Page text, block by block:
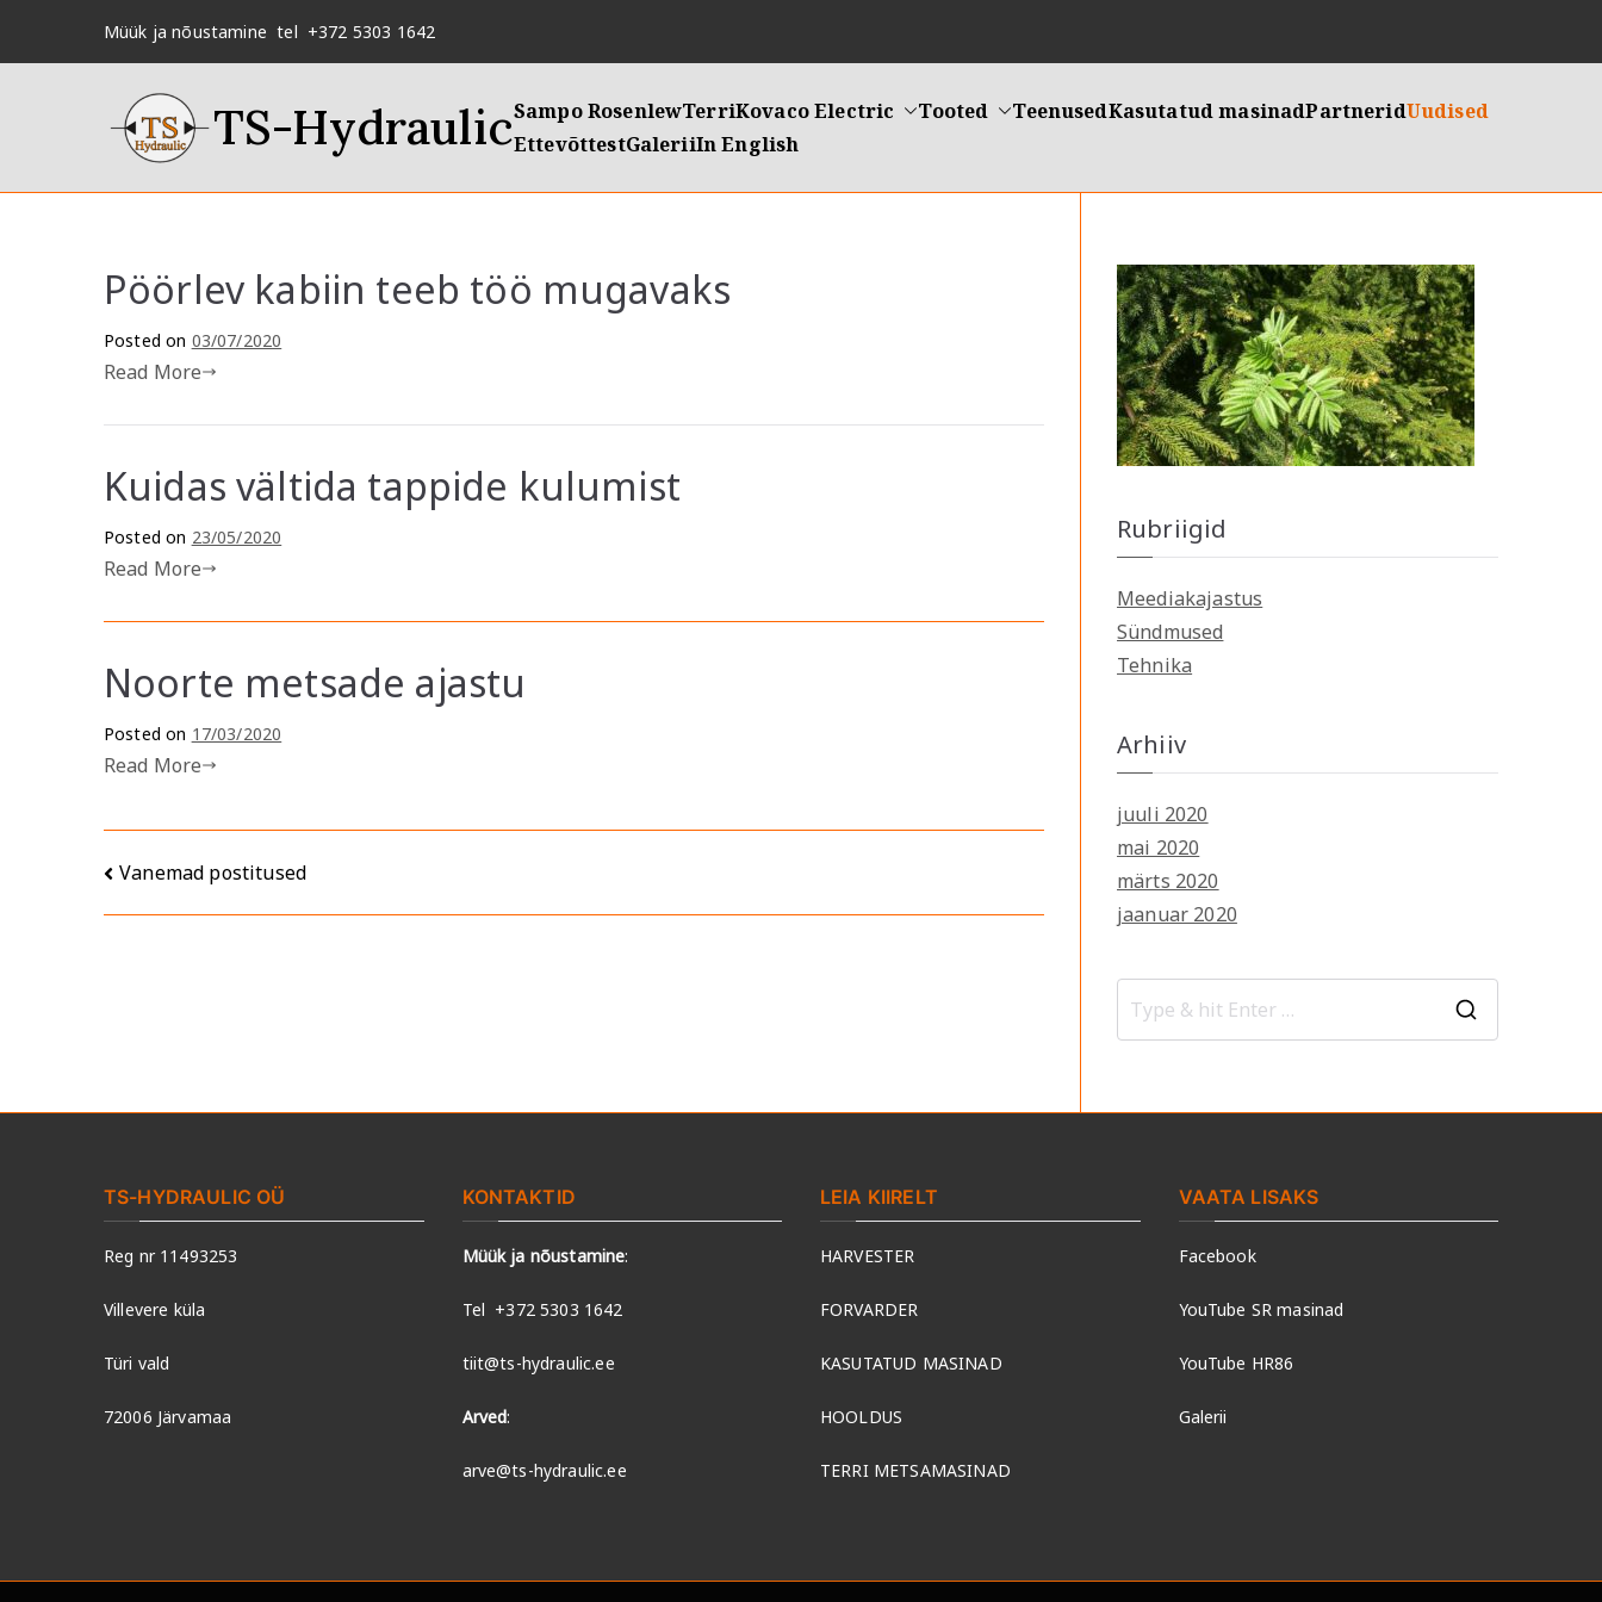
Müük ja nõustamine tel +372 5303 1642
TS-HydraulicSampo RosenlewTerriKovaco Electric Tooted TeenusedKasutatud masinadPartneridUudised
EttevõttestGaleriiIn English
Pöörlev kabiin teeb töö mugavaks
Posted on 03/07/2020
Read More
Kuidas vältida tappide kulumist
Posted on 23/05/2020
Read More
Noorte metsade ajastu
Posted on 17/03/2020
Read More
Navigeerimine
Vanemad postitused
Rubriigid
Meediakajastus
Sündmused
Tehnika
Arhiiv
juuli 2020
mai 2020
märts 2020
jaanuar 2020
f
TS-HYDRAULIC OÜ
Reg nr 11493253
Villevere küla
Türi vald
72006 Järvamaa
KONTAKTID
Müük ja nõustamine:
Tel +372 5303 1642
tiit@ts-hydraulic.ee
Arved:
arve@ts-hydraulic.ee
LEIA KIIRELT
HARVESTER
FORVARDER
KASUTATUD MASINAD
HOOLDUS
TERRI METSAMASINAD
VAATA LISAKS
Facebook
YouTube SR masinad
YouTube HR86
Galerii